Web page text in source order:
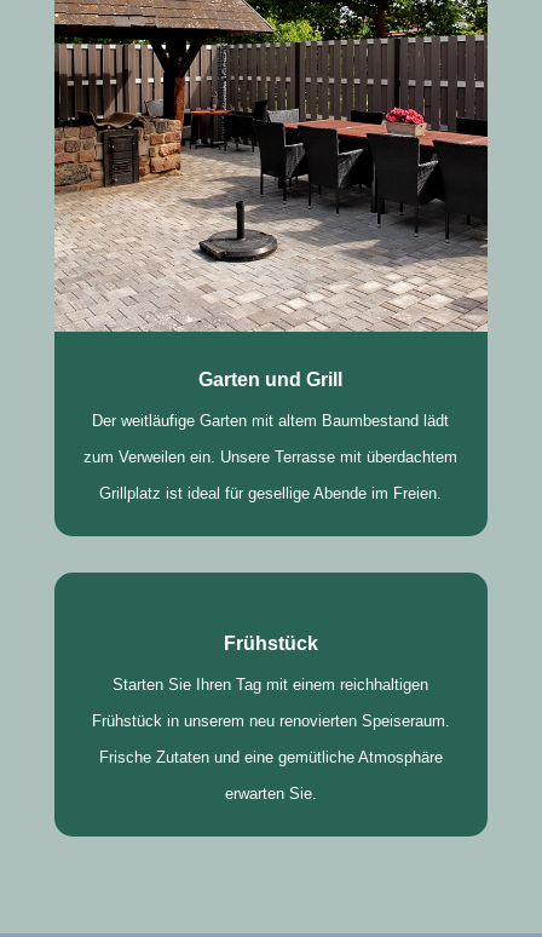
Garten und Grill
Der weitläufige Garten mit altem Baumbestand lädt
zum Verweilen ein. Unsere Terrasse mit überdachtem
Grillplatz ist ideal für gesellige Abende im Freien.
Frühstück
Starten Sie Ihren Tag mit einem reichhaltigen
Frühstück in unserem neu renovierten Speiseraum.
Frische Zutaten und eine gemütliche Atmosphäre
erwarten Sie.